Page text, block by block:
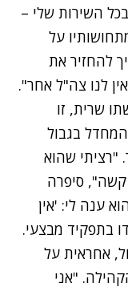
השירות שלי –
על
להחזיר את
לנו צה"ל אחר".
שרית, זו
בגבול
את 7 באוקטובר. "רציתי שהוא
קשה", סיפרה
ענה לי: 'אין
בתפקיד מבצעי.
אחראית על
"אני